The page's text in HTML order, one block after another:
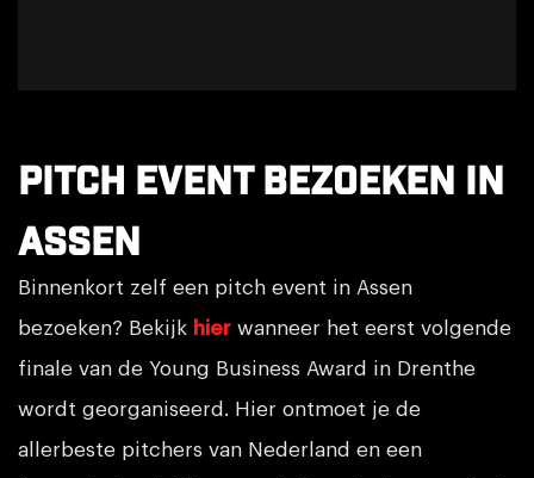
Pitch event bezoeken in
Assen
Binnenkort zelf een pitch event in Assen
bezoeken? Bekijk hier wanneer het eerst volgende
finale van de Young Business Award in Drenthe
wordt georganiseerd. Hier ontmoet je de
allerbeste pitchers van Nederland en een